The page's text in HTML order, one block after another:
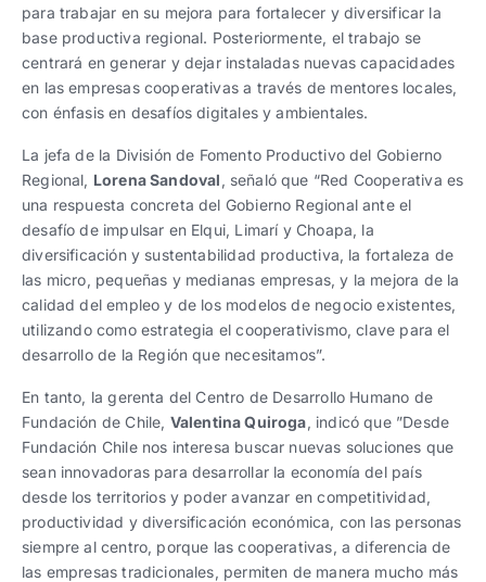
para trabajar en su mejora para fortalecer y diversificar la
base productiva regional. Posteriormente, el trabajo se
centrará en generar y dejar instaladas nuevas capacidades
en las empresas cooperativas a través de mentores locales,
con énfasis en desafíos digitales y ambientales.
La jefa de la División de Fomento Productivo del Gobierno
Regional, Lorena Sandoval , señaló que “Red Cooperativa es
una respuesta concreta del Gobierno Regional ante el
desafío de impulsar en Elqui, Limarí y Choapa, la
diversificación y sustentabilidad productiva, la fortaleza de
las micro, pequeñas y medianas empresas, y la mejora de la
calidad del empleo y de los modelos de negocio existentes,
utilizando como estrategia el cooperativismo, clave para el
desarrollo de la Región que necesitamos”.
En tanto, la gerenta del Centro de Desarrollo Humano de
Fundación de Chile, Valentina Quiroga, indicó que ”Desde
Fundación Chile nos interesa buscar nuevas soluciones que
sean innovadoras para desarrollar la economía del país
desde los territorios y poder avanzar en competitividad,
productividad y diversificación económica, con las personas
siempre al centro, porque las cooperativas, a diferencia de
las empresas tradicionales, permiten de manera mucho más